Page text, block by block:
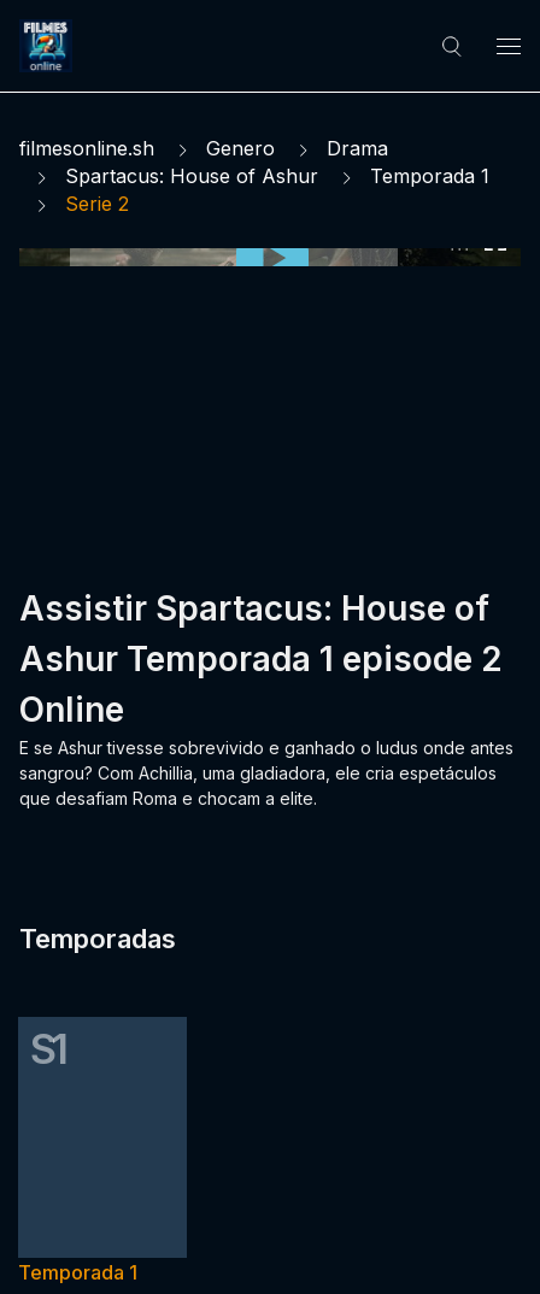
filmesonline.sh Genero
Drama
Spartacus: House of Ashur
Temporada 1
Serie 2
Assistir Spartacus: House of
Ashur Temporada 1 episode 2
Online
E se Ashur tivesse sobrevivido e ganhado o ludus onde antes
sangrou? Com Achillia, uma gladiadora, ele cria espetáculos
que desafiam Roma e chocam a elite.
Temporadas
S1
Temporada 1